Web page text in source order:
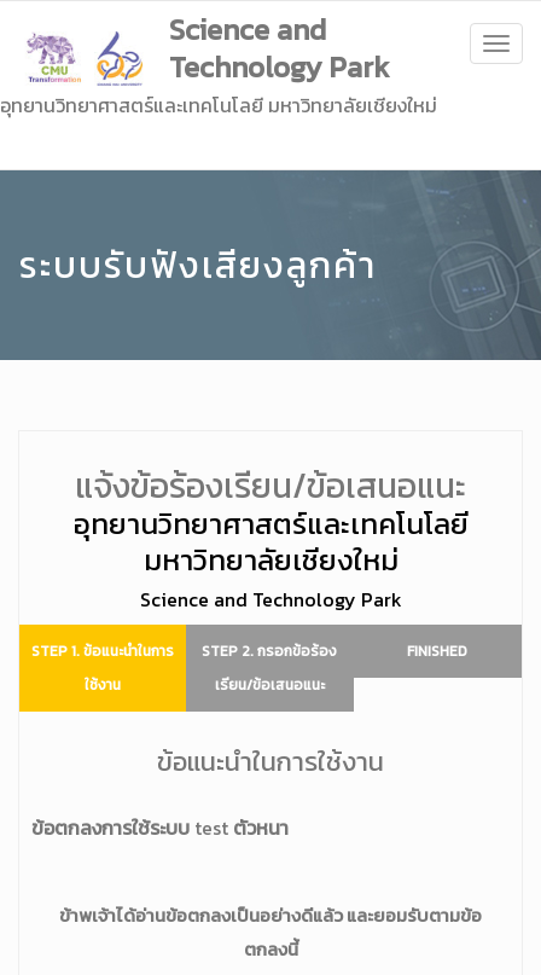
Science and
Technology Park
อุทยานวิทยาศาสตร์และเทคโนโลยี มหาวิทยาลัยเชียงใหม่
ระบบรับฟังเสียงลูกค้า
แจ้งข้อร้องเรียน/ข้อเสนอแนะ
อุทยานวิทยาศาสตร์และเทคโนโลยี
มหาวิทยาลัยเชียงใหม่
Science and Technology Park
STEP 1. ข้อแนะนำในการ
ใช้งาน
STEP 2. กรอกข้อร้อง
เรียน/ข้อเสนอแนะ
FINISHED
ข้อแนะนำในการใช้งาน
ข้อตกลงการใช้ระบบ test ตัวหนา
ข้าพเจ้าได้อ่านข้อตกลงเป็นอย่างดีแล้ว และยอมรับตามข้อ
ตกลงนี้